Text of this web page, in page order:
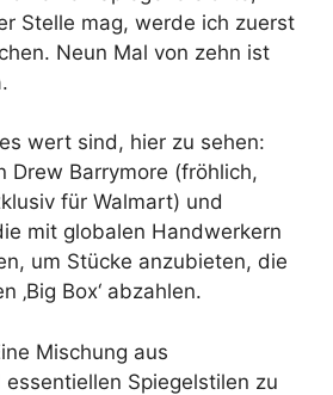
Stelle mag, werde ich zuerst
Neun Mal von zehn ist
wert sind, hier zu sehen:
Drew Barrymore (fröhlich,
für Walmart) und
mit globalen Handwerkern
um Stücke anzubieten, die
‚Big Box‘ abzahlen.
Mischung aus
Spiegelstilen zu